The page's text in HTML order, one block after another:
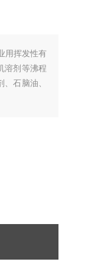
用挥发性有
溶剂等沸程
石脑油、